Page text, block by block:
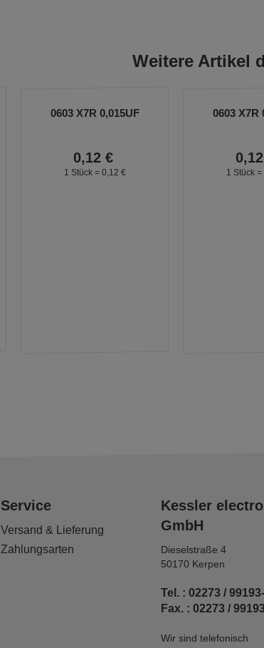
Weitere Artikel
0603 X7R 0,015UF
0,12 €
1 Stück = 0, 12 €
0603 X7R
0,12
1 Stück =
Service
Versand & Lieferung
Zahlungsarten
Kessler
GmbH
Dieselstraße 4
50170 Kerpen
Tel. : 02273 /
Fax. : 02273 /
Wir sind telefonisch